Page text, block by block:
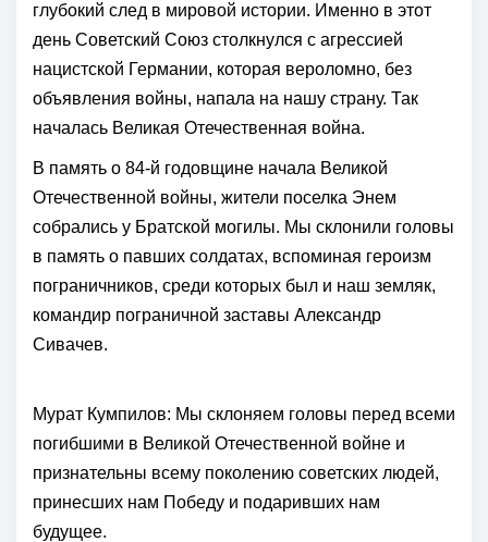
глубокий след в мировой истории. Именно в этот
день Советский Союз столкнулся с агрессией
нацистской Германии, которая вероломно, без
объявления войны, напала на нашу страну. Так
началась Великая Отечественная война.
В память о 84-й годовщине начала Великой
Отечественной войны, жители поселка Энем
собрались у Братской могилы. Мы склонили головы
в память о павших солдатах, вспоминая героизм
пограничников, среди которых был и наш земляк,
командир пограничной заставы Александр
Сивачев.
Мурат Кумпилов: Мы склоняем головы перед всеми
погибшими в Великой Отечественной войне и
признательны всему поколению советских людей,
принесших нам Победу и подаривших нам
будущее.